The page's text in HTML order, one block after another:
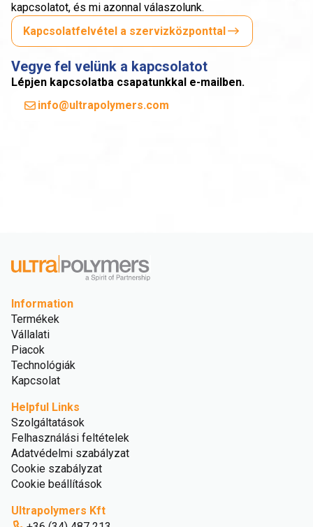
kapcsolatot, és mi azonnal válaszolunk.
Kapcsolatfelvétel a szervizközponttal
Vegye fel velünk a kapcsolatot
Lépjen kapcsolatba csapatunkkal e-mailben.
info@ultrapolymers.com
Information
Termékek
Vállalati
Piacok
Technológiák
Kapcsolat
Helpful Links
Szolgáltatások
Felhasználási feltételek
Adatvédelmi szabályzat
Cookie szabályzat
Cookie beállítások
Ultrapolymers Kft